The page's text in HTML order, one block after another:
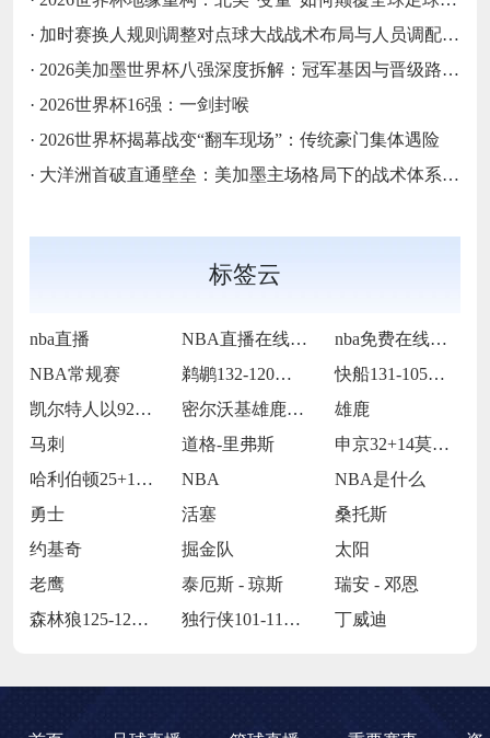
· 加时赛换人规则调整对点球大战战术布局与人员调配的影响分析
· 2026美加墨世界杯八强深度拆解：冠军基因与晋级路线终极预演
· 2026世界杯16强：一剑封喉
· 2026世界杯揭幕战变“翻车现场”：传统豪门集体遇险
· 大洋洲首破直通壁垒：美加墨主场格局下的战术体系重构
标签云
nba直播 NBA直播在线观看
nba免费在线高清直播
NBA常规赛
鹈鹕132-120力克奇才
快船131-105大胜老鹰
凯尔特人以92-105不敌雷霆
密尔沃基雄鹿以128-104大胜多伦多猛
雄鹿
马刺
道格-里弗斯
申京32+14莫兰特复出27分 火箭11
哈利伯顿25+10西亚卡姆25+11 步
NBA
NBA是什么
勇士
活塞
桑托斯
约基奇
掘金队
太阳
老鹰
泰厄斯 - 琼斯
瑞安 - 邓恩
森林狼125-127不敌灰熊
独行侠101-112被掘金 丁威迪